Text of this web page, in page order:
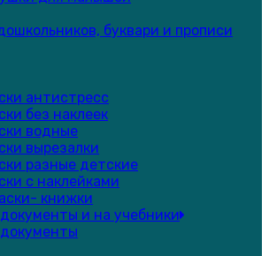
буквари и прописи
антистресс
без наклеек
водные
вырезалки
разные детские
с наклейками
книжки
и на учебники